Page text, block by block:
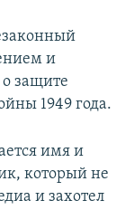
и
защите
1949 года.
имя и
который не
и захотел